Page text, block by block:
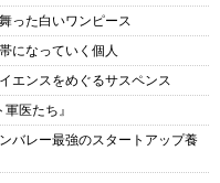
った白いワンピース
になっていく個人
エンスをめぐるサスペンス
医たち』
バレー最強のスタートアップ養